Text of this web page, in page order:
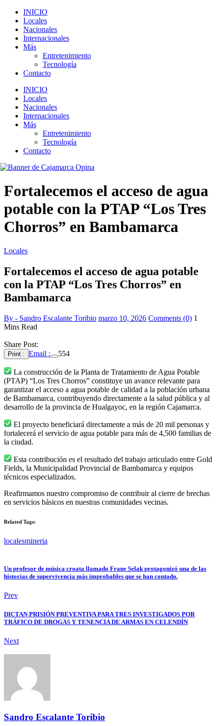
INICIO
Locales
Nacionales
Internacionales
Más
Entretenimiento
Tecnología
Contacto
INICIO
Locales
Nacionales
Internacionales
Más
Entretenimiento
Tecnología
Contacto
Fortalecemos el acceso de agua
potable con la PTAP “Los Tres
Chorros” en Bambamarca
Locales
Fortalecemos el acceso de agua potable
con la PTAP “Los Tres Chorros” en
Bambamarca
By - Sandro Escalante Toribio marzo 10, 2026 Comments (0) 1
Mins Read
Share Post:
Print : Email : 554
La construcción de la Planta de Tratamiento de Agua Potable
(PTAP) “Los Tres Chorros” constituye un avance relevante para
garantizar el acceso a agua potable de calidad a la población urbana
de Bambamarca, contribuyendo directamente a la salud pública y al
desarrollo de la provincia de Hualgayoc, en la región Cajamarca.
El proyecto beneficiará directamente a más de 20 mil personas y
fortalecerá el servicio de agua potable para más de 4,500 familias de
la ciudad.
Esta contribución es el resultado del trabajo articulado entre Gold
Fields, la Municipalidad Provincial de Bambamarca y equipos
técnicos especializados.
Reafirmamos nuestro compromiso de contribuir al cierre de brechas
en servicios básicos en nuestras comunidades vecinas.
Related Tags:
localesmineria
Un profesor de música croata llamado Frane Selak protagonizó una de las
historias de supervivencia más improbables que se han contado.
Prev
DICTAN PRISIÓN PREVENTIVA PARA TRES INVESTIGADOS POR
TRÁFICO DE DROGAS Y TENENCIA DE ARMAS EN CELENDÍN
Next
Sandro Escalante Toribio